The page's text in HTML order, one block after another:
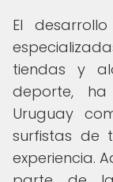
El
tiendas y
deporte,
Uruguay
surfistas de
experiencia.